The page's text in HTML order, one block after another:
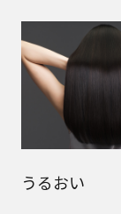
うるおい